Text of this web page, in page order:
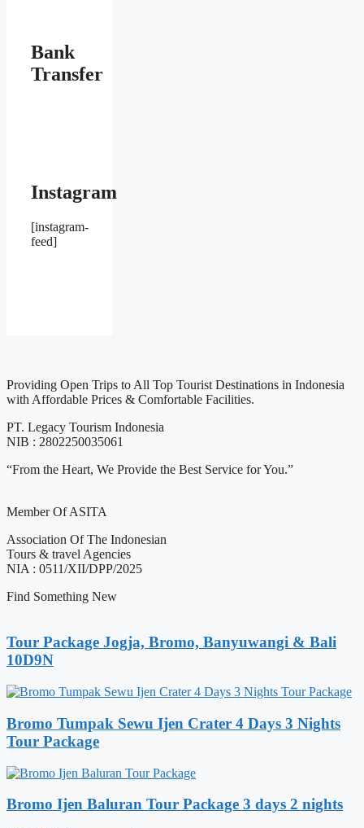
Bank
Transfer
Instagram
[instagram-
feed]
Providing Open Trips to All Top Tourist Destinations in Indonesia
with Affordable Prices & Comfortable Facilities.
PT. Legacy Tourism Indonesia
NIB : 2802250035061
“From the Heart, We Provide the Best Service for You.”
Member Of ASITA
Association Of The Indonesian
Tours & travel Agencies
NIA : 0511/XII/DPP/2025
Find Something New
Tour Package Jogja, Bromo, Banyuwangi & Bali
10D9N
Bromo Tumpak Sewu Ijen Crater 4 Days 3 Nights
Tour Package
Bromo Ijen Baluran Tour Package 3 days 2 nights